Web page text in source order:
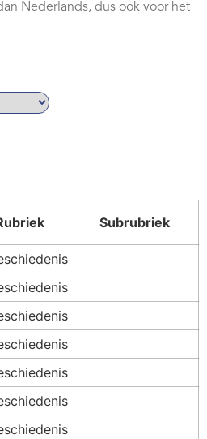
Nederlands, dus ook voor het
Subrubriek